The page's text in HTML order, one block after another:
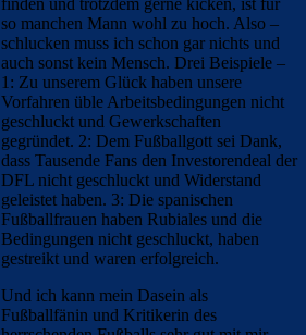
so manchen Mann wohl zu hoch. Also –
schlucken muss ich schon gar nichts und
auch sonst kein Mensch. Drei Beispiele –
1: Zu unserem Glück haben unsere
Vorfahren üble Arbeitsbedingungen nicht
geschluckt und Gewerkschaften
gegründet. 2: Dem Fußballgott sei Dank,
dass Tausende Fans den Investorendeal der
DFL nicht geschluckt und Widerstand
geleistet haben. 3: Die spanischen
Fußballfrauen haben Rubiales und die
Bedingungen nicht geschluckt, haben
gestreikt und waren erfolgreich.
Und ich kann mein Dasein als
Fußballfänin und Kritikerin des